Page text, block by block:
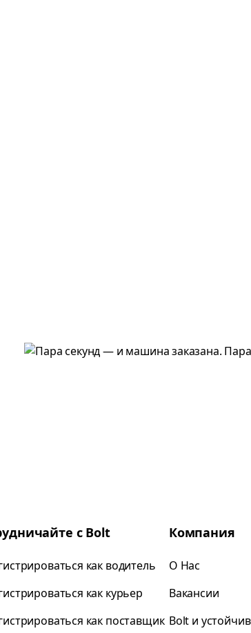
с Bolt
как водитель
как курьер
как поставщик
Компания
О Нас
Вакансии
Bolt и